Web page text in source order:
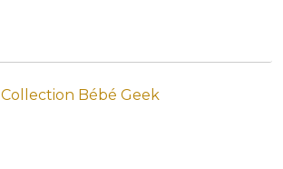
Collection Bébé Geek